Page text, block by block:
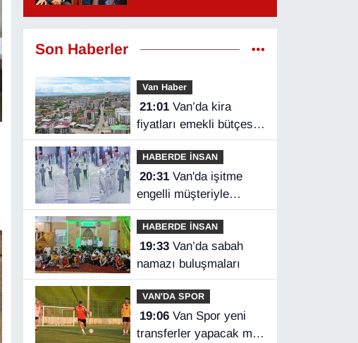
Son Haberler
Van Haber
21:01Van’da kira
fiyatları emekli bütçesini
zorluyor
HABERDE İNSAN
20:31Van'da işitme
engelli müşteriyle
halaylı pazarlık
gülümsetti
HABERDE İNSAN
19:33Van’da sabah
namazı buluşmaları
VAN'DA SPOR
19:06Van Spor yeni
transferler yapacak mı?